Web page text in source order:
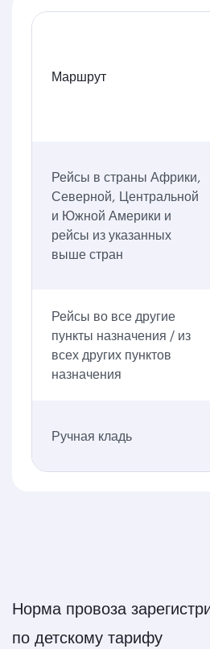
Маршрут
Рейсы в страны Африки,
Северной, Центральной
и Южной Америки и
рейсы из указанных
выше стран
Рейсы во все другие
пункты назначения / из
всех других пунктов
назначения
Ручная кладь
Норма провоза
по детскому тарифу